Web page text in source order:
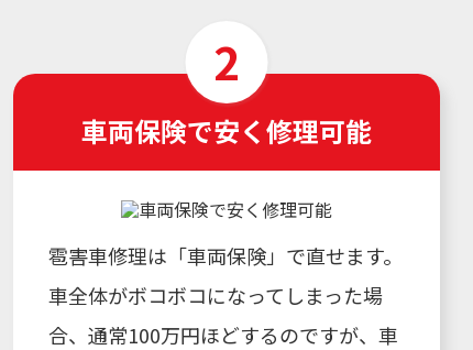
車両保険で安く修理可能
雹害車修理は「車両保険」で直せます。
車全体がボコボコになってしまった場
合、通常100万円ほどするのですが、車